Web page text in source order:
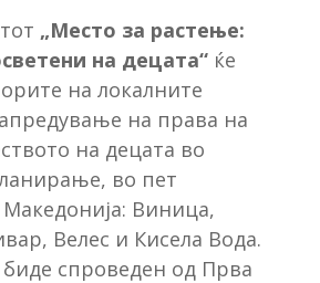
„Место за растење:
на децата“ќе
на локалните
на права на
на децата во
во пет
Виница,
Велес и Кисела Вода.
спроведен од Прва